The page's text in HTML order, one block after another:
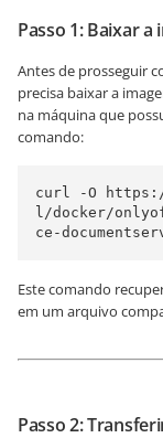
Passo 1: Baixar
Antes de prosseguir
precisa baixar a
na máquina que
comando:
curl -O
l/docker/
ce-
Este comando
em um arquivo
Passo 2: